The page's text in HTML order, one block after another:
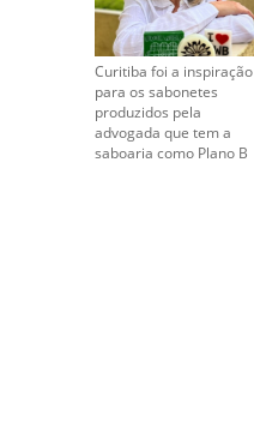
Curitiba foi a inspiração
para os sabonetes
produzidos pela
advogada que tem a
saboaria como Plano B